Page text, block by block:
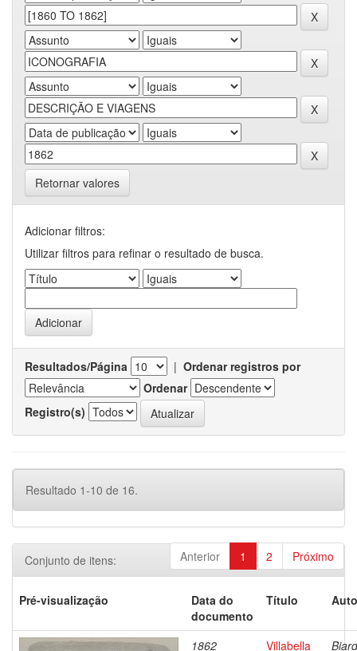
Retornar valores
Adicionar filtros:
Utilizar filtros para refinar o resultado de busca.
Resultados/Página | Ordenar registros por
Ordenar
Registro(s)
Resultado 1-10 de 16.
Anterior 1 2 Próximo
Conjunto de itens:
Pré-visualização
Data do
documento
Título
1862 Villabella